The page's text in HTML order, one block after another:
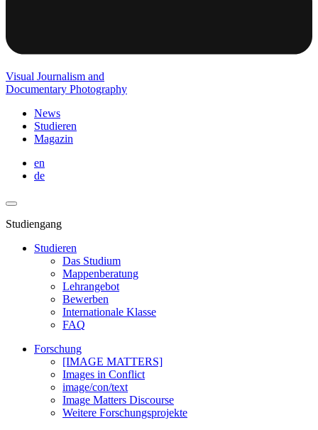
Visual Journalism and
Documentary Photography
News
Studieren
Magazin
en
de
Studiengang
Studieren
Das Studium
Mappenberatung
Lehrangebot
Bewerben
Internationale Klasse
FAQ
Forschung
[IMAGE MATTERS]
Images in Conflict
image/con/text
Image Matters Discourse
Weitere Forschungsprojekte